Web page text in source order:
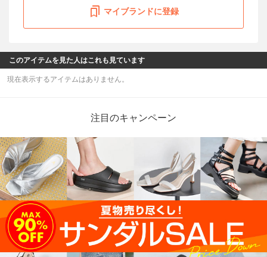
マイブランドに登録
このアイテムを見た人はこれも見ています
現在表示するアイテムはありません。
注目のキャンペーン